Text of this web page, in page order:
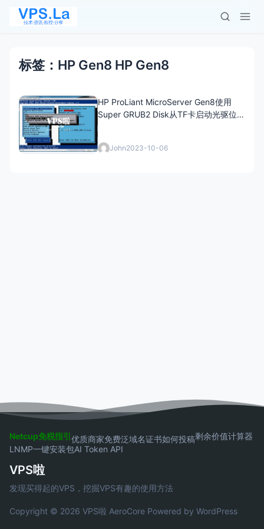
标签：HP Gen8 HP Gen8
HP ProLiant MicroServer Gen8使用
Super GRUB2 Disk从TF卡启动光驱位
John2023-10-06
Netcup免税指引优质商家免费泛域名证书如何投稿剩余价值计算器
LNMP一键安装包AI Token API
VPS啦
发现买得起的VPS，挖掘VPS有趣的使用方法
Copyright © 2026 VPS啦 AeroCore Powered by WordPress